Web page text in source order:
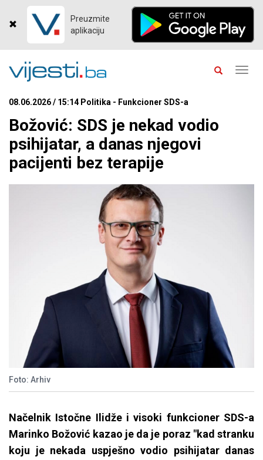
Preuzmite
aplikaciju
08.06.2026 / 15:14 Politika - Funkcioner SDS-a
Božović: SDS je nekad vodio
psihijatar, a danas njegovi
pacijenti bez terapije
Foto: Arhiv
Načelnik Istočne Ilidže i visoki funkcioner SDS-a
Marinko Božović kazao je da je poraz "kad stranku
koju je nekada uspješno vodio psihijatar danas